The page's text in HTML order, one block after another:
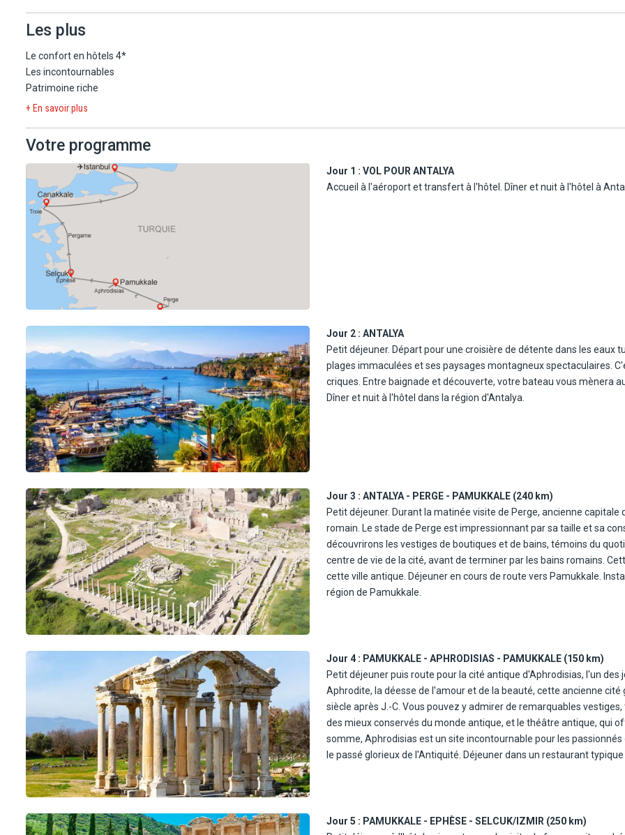
Les plus
Le confort en hôtels 4*
Les incontournables
Patrimoine riche
+ En savoir plus
Votre programme
Jour 1 :VOL POUR ANTALYA
Accueil à l'aéroport et transfert à l'hôtel. Dîner et nuit à l'hôtel à
Jour 2 :ANTALYA
Petit déjeuner. Départ pour une croisière de détente dans les eaux
plages immaculées et ses paysages montagneux spectaculaires.
criques. Entre baignade et découverte, votre bateau vous mènera
Dîner et nuit à l'hôtel dans la région d'Antalya.
Jour 3 :ANTALYA - PERGE - PAMUKKALE (240 km)
Petit déjeuner. Durant la matinée visite de Perge, ancienne
romain. Le stade de Perge est impressionnant par sa taille et sa
découvrirons les vestiges de boutiques et de bains, témoins du
centre de vie de la cité, avant de terminer par les bains romains.
cette ville antique. Déjeuner en cours de route vers Pamukkale.
région de Pamukkale.
Jour 4 : PAMUKKALE - APHRODISIAS - PAMUKKALE (150 km)
Petit déjeuner puis route pour la cité antique d'Aphrodisias, l'un
Aphrodite, la déesse de l'amour et de la beauté, cette ancienne
siècle après J.-C. Vous pouvez y admirer de remarquables
des mieux conservés du monde antique, et le théâtre antique, qui
somme, Aphrodisias est un site incontournable pour les
le passé glorieux de l'Antiquité. Déjeuner dans un restaurant
riches en minéraux. Ces terrasses ressemblent à des champs de
Jour 5 : PAMUKKALE - EPHÈSE - SELCUK/IZMIR (250 km)